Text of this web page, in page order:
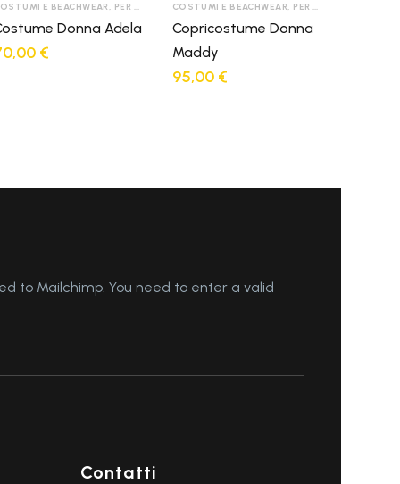
E BEACHWEAR, PER DONNA
Donna Adela
€
COSTUMI E BEACHWEAR, PER DONNA
Copricostume Donna
Maddy
95,00 €
to Mailchimp. You need to enter a valid
Contatti